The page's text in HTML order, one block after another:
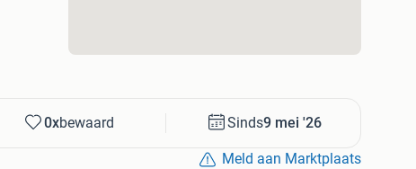
0xbewaard Sinds9 mei '26
Meld aan Marktplaats